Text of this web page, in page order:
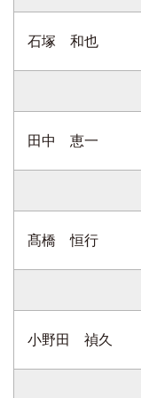
石塚 和也
田中 恵一
髙橋 恒行
小野田 禎久